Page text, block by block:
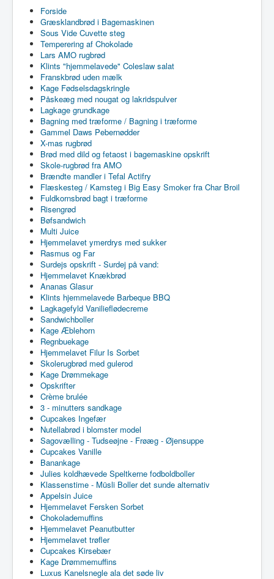
Forside
Græsklandbrød i Bagemaskinen
Sous Vide Cuvette steg
Temperering af Chokolade
Lars AMO rugbrød
Klints "hjemmelavede" Coleslaw salat
Franskbrød uden mælk
Kage Fødselsdagskringle
Påskeæg med nougat og lakridspulver
Lagkage grundkage
Bagning med træforme / Bagning i træforme
Gammel Daws Pebernødder
X-mas rugbrød
Brød med dild og fetaost i bagemaskine opskrift
Skole-rugbrød fra AMO
Brændte mandler i Tefal Actifry
Flæskesteg / Kamsteg i Big Easy Smoker fra Char Broil
Fuldkornsbrød bagt i træforme
Risengrød
Bøfsandwich
Multi Juice
Hjemmelavet ymerdrys med sukker
Rasmus og Far
Surdejs opskrift - Surdej på vand:
Hjemmelavet Knækbrød
Ananas Glasur
Klints hjemmelavede Barbeque BBQ
Lagkagefyld Vanilieflødecreme
Sandwichboller
Kage Æblehorn
Regnbuekage
Hjemmelavet Filur Is Sorbet
Skolerugbrød med gulerod
Kage Drømmekage
Opskrifter
Crème brulée
3 - minutters sandkage
Cupcakes Ingefær
Nutellabrød i blomster model
Sagovælling - Tudseøjne - Frøæg - Øjensuppe
Cupcakes Vanille
Banankage
Julies koldhævede Speltkerne fodboldboller
Klassenstime - Müsli Boller det sunde alternativ
Appelsin Juice
Hjemmelavet Fersken Sorbet
Chokolademuffins
Hjemmelavet Peanutbutter
Hjemmelavet trøfler
Cupcakes Kirsebær
Kage Drømmemuffins
Luxus Kanelsnegle ala det søde liv